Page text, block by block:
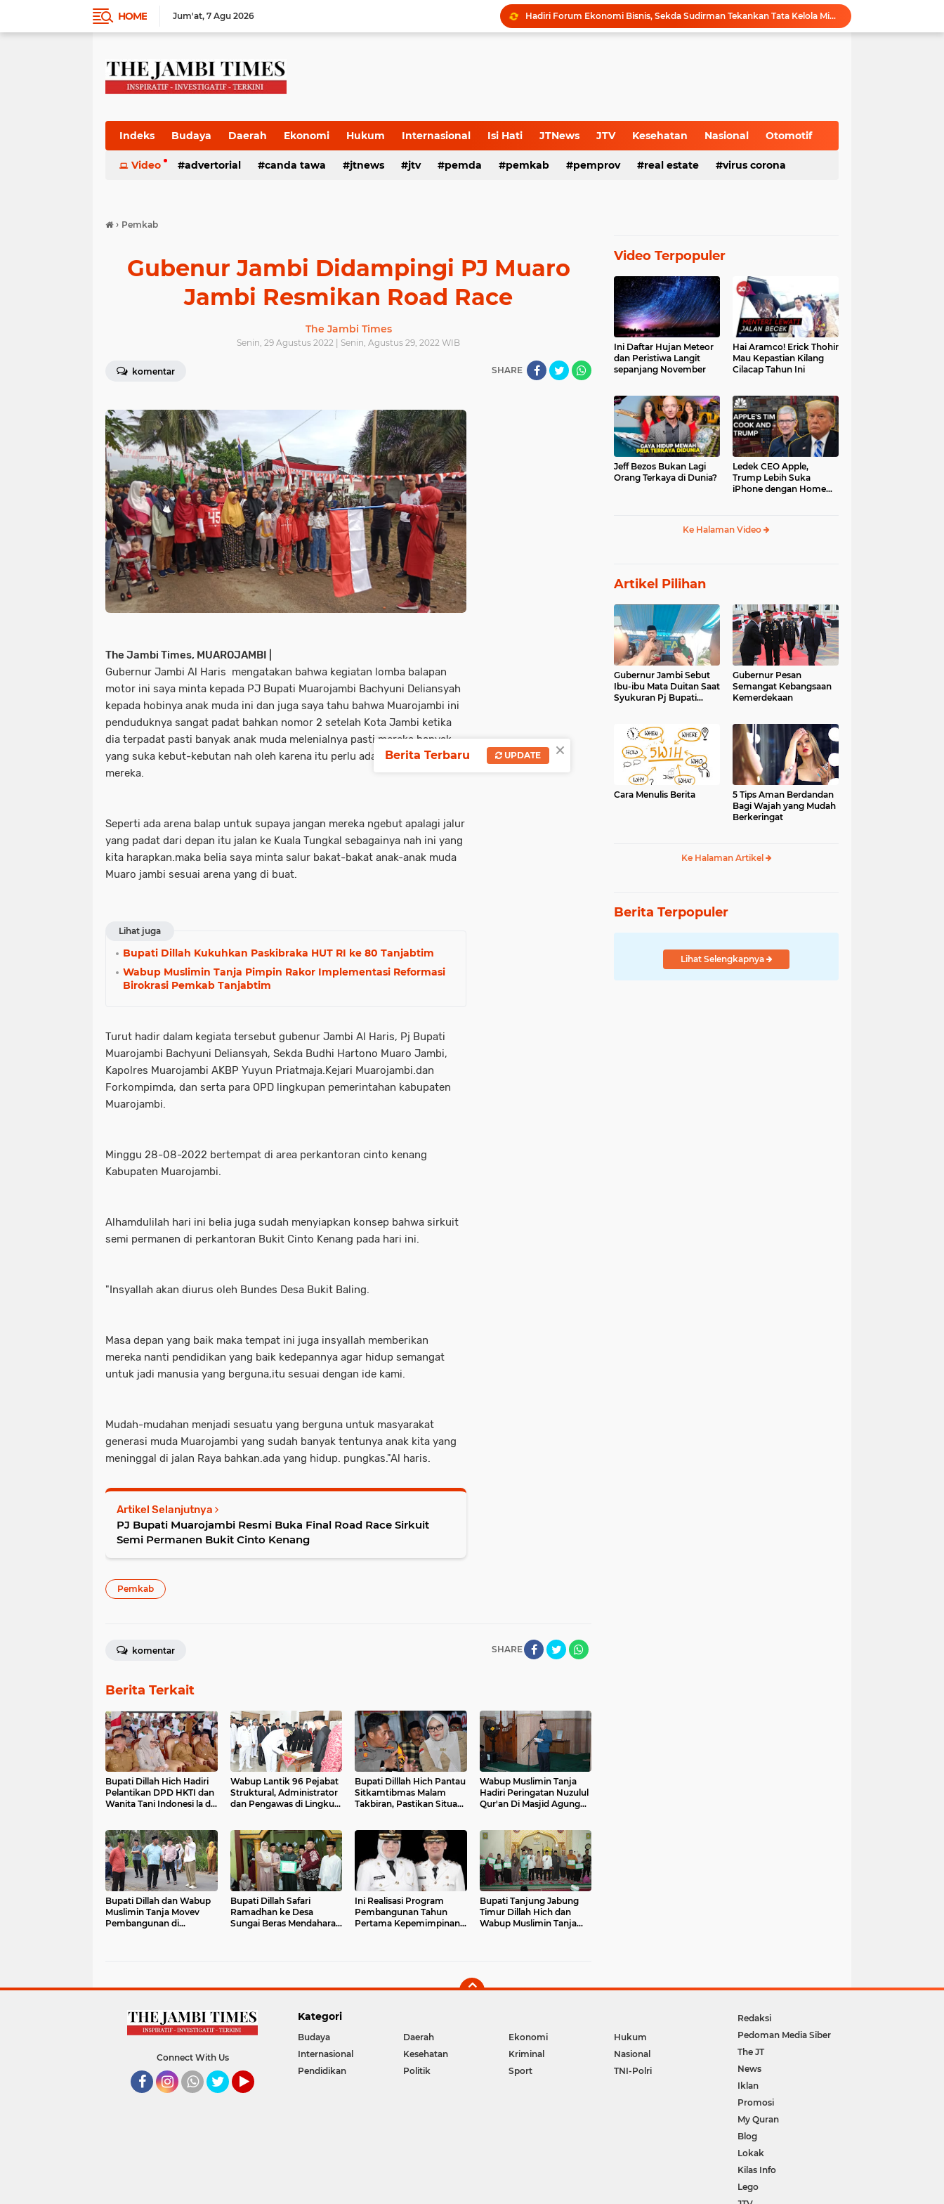
HOME Jum'at 7 Agu 2026
Hadiri Forum Ekonomi Bisnis, Sekda Sudirman Tekankan Tata Kelola Migas dengan Memperhatikan Aspek Lingkungan
Gubernur Al Haris Buka PKKMB Poltekkes Kemenkes Jambi, Tekankan Peran Strategis Tenaga Kesehatan dan Promosi Kesehatan
Gubernur Al Haris Harap Kenduri Sko Jadi Pemersatu dan Dorong Perbaikan Sarana Desa
Indeks Budaya Daerah Ekonomi Hukum Internasional Isi Hati JTNews JTV Kesehatan Nasional Otomotif
Pemkab Pemprov Politik Press Release Sport TNI POLRI TNI-Polri
Video advertorial canda tawa jtnews jtv pemda pemkab pemprov real estate virus corona
› Pemkab
Gubenur Jambi Didampingi PJ Muaro
Jambi Resmikan Road Race
The Jambi Times
Senin, 29 Agustus 2022 | Senin, Agustus 29, 2022 WIB
komentar SHARE
The Jambi Times, MUAROJAMBI |
Gubernur Jambi Al Haris mengatakan bahwa kegiatan lomba balapan
motor ini saya minta kepada PJ Bupati Muarojambi Bachyuni Deliansyah
kepada hobinya anak muda ini dan juga saya tahu bahwa Muarojambi ini
penduduknya sangat padat bahkan nomor 2 setelah Kota Jambi ketika
dia terpadat pasti banyak anak muda melenialnya pasti mereka banyak
yang suka kebut-kebutan nah oleh karena itu perlu ada ruang untuk
mereka.
Seperti ada arena balap untuk supaya jangan mereka ngebut apalagi jalur
yang padat dari depan itu jalan ke Kuala Tungkal sebagainya nah ini yang
kita harapkan.maka belia saya minta salur bakat-bakat anak-anak muda
Muaro jambi sesuai arena yang di buat.
Lihat juga
Bupati Dillah Kukuhkan Paskibraka HUT RI ke 80 Tanjabtim
Wabup Muslimin Tanja Pimpin Rakor Implementasi Reformasi
Birokrasi Pemkab Tanjabtim
Turut hadir dalam kegiata tersebut gubenur Jambi Al Haris, Pj Bupati
Muarojambi Bachyuni Deliansyah, Sekda Budhi Hartono Muaro Jambi,
Kapolres Muarojambi AKBP Yuyun Priatmaja.Kejari Muarojambi.dan
Forkompimda, dan serta para OPD lingkupan pemerintahan kabupaten
Muarojambi.
Minggu 28-08-2022 bertempat di area perkantoran cinto kenang
Kabupaten Muarojambi.
Alhamdulilah hari ini belia juga sudah menyiapkan konsep bahwa sirkuit
semi permanen di perkantoran Bukit Cinto Kenang pada hari ini.
"Insyallah akan diurus oleh Bundes Desa Bukit Baling.
Masa depan yang baik maka tempat ini juga insyallah memberikan
mereka nanti pendidikan yang baik kedepannya agar hidup semangat
untuk jadi manusia yang berguna,itu sesuai dengan ide kami.
Mudah-mudahan menjadi sesuatu yang berguna untuk masyarakat
generasi muda Muarojambi yang sudah banyak tentunya anak kita yang
meninggal di jalan Raya bahkan.ada yang hidup. pungkas."Al haris.
Artikel Selanjutnya
PJ Bupati Muarojambi Resmi Buka Final Road Race Sirkuit
Semi Permanen Bukit Cinto Kenang
Pemkab
SHARE
komentar
Berita Terkait
Bupati Dillah Hich Hadiri
Pelantikan DPD HKTI dan
Wanita Tani Indonesi la di
Wabup Lantik 96 Pejabat
Struktural, Administrator
dan Pengawas di Lingkup
Bupati Dilllah Hich Pantau
Sitkamtibmas Malam
Takbiran, Pastikan Situasi
Wabup Muslimin Tanja
Hadiri Peringatan Nuzulul
Qur'an Di Masjid Agung
Bupati Dillah dan Wabup
Muslimin Tanja Movev
Pembangunan di
Bupati Dillah Safari
Ramadhan ke Desa
Sungai Beras Mendahara
Ini Realisasi Program
Pembangunan Tahun
Pertama Kepemimpinan
Bupati Tanjung Jabung
Timur Dillah Hich dan
Wabup Muslimin Tanja
Video Terpopuler
Ini Daftar Hujan Meteor
dan Peristiwa Langit
sepanjang November
Hai Aramco! Erick Thohir
Mau Kepastian Kilang
Cilacap Tahun Ini
Jeff Bezos Bukan Lagi
Orang Terkaya di Dunia?
Ledek CEO Apple,
Trump Lebih Suka
iPhone dengan Home
Ke Halaman Video
Artikel Pilihan
Gubernur Jambi Sebut
Ibu-ibu Mata Duitan Saat
Syukuran Pj Bupati
Gubernur Pesan
Semangat Kebangsaan
Kemerdekaan
Cara Menulis Berita
5 Tips Aman Berdandan
Bagi Wajah yang Mudah
Berkeringat
Ke Halaman Artikel
Berita Terpopuler
Lihat Selengkapnya
Connect With Us
Kategori
Budaya Daerah Ekonomi
Hukum
Internasional
Kesehatan Kriminal
Nasional
Pendidikan
Politik Sport TNI-Polri
Redaksi
Pedoman Media Siber
The JT
News
Iklan
Promosi
My Quran
Blog
Lokak
Kilas Info
Lego
×
Berita Terbaru UPDATE